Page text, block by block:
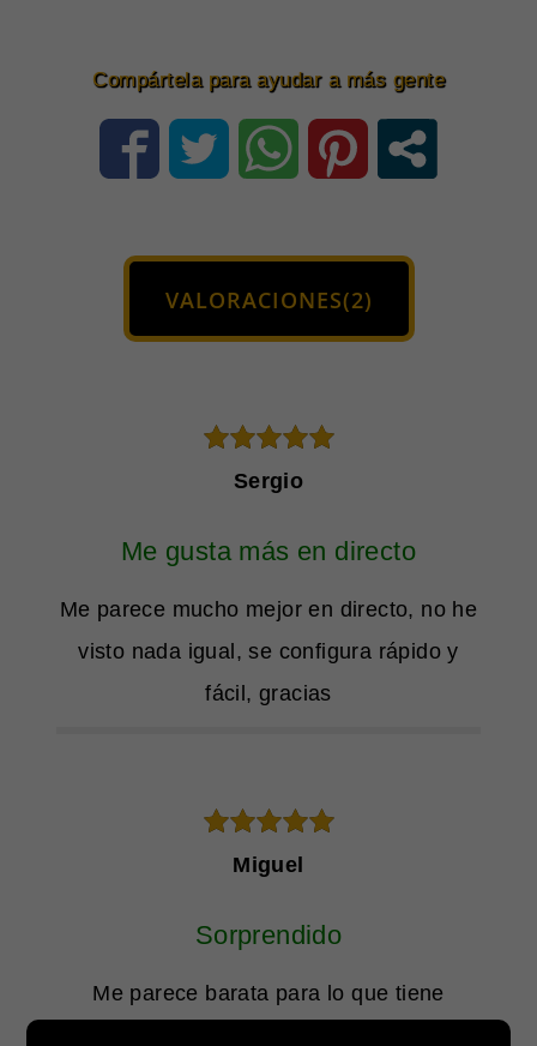
cantidadCompártela para ayudar a más gente
VALORACIONES(2)
5de 5
Sergio
Me gusta más en directo
Me parece mucho mejor en directo, no he
visto nada igual, se configura rápido y
fácil, gracias
5de 5
Miguel
Sorprendido
Me parece barata para lo que tiene